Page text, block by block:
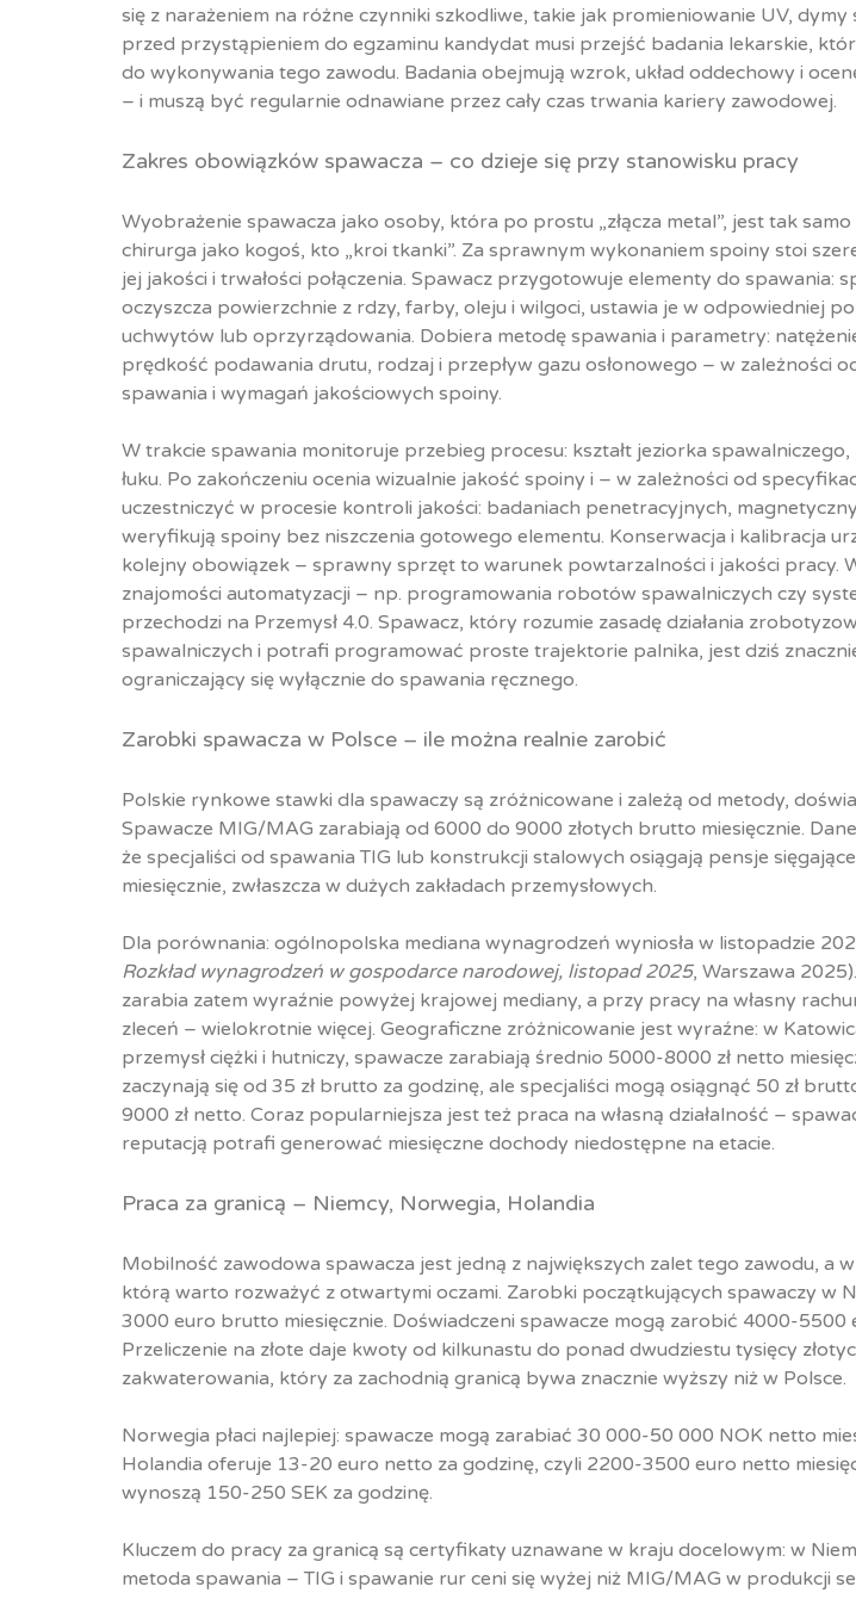
się z narażeniem na różne czynniki szkodliwe, takie jak promieniowanie UV, dymy
przed przystąpieniem do egzaminu kandydat musi przejść badania lekarskie,
do wykonywania tego zawodu. Badania obejmują wzrok, układ oddechowy i
– i muszą być regularnie odnawiane przez cały czas trwania kariery zawodowej.
Zakres obowiązków spawacza – co dzieje się przy stanowisku pracy
Wyobrażenie spawacza jako osoby, która po prostu „złącza metal”, jest tak
chirurga jako kogoś, kto „kroi tkanki”. Za sprawnym wykonaniem spoiny stoi
jej jakości i trwałości połączenia. Spawacz przygotowuje elementy do spawania:
oczyszcza powierzchnie z rdzy, farby, oleju i wilgoci, ustawia je w odpowiedniej
uchwytów lub oprzyrządowania. Dobiera metodę spawania i parametry:
prędkość podawania drutu, rodzaj i przepływ gazu osłonowego – w zależności
spawania i wymagań jakościowych spoiny.
W trakcie spawania monitoruje przebieg procesu: kształt jeziorka spawalniczego,
łuku. Po zakończeniu ocenia wizualnie jakość spoiny i – w zależności od
uczestniczyć w procesie kontroli jakości: badaniach penetracyjnych,
weryfikują spoiny bez niszczenia gotowego elementu. Konserwacja i kalibracja
kolejny obowiązek – sprawny sprzęt to warunek powtarzalności i jakości pracy.
znajomości automatyzacji – np. programowania robotów spawalniczych czy
przechodzi na Przemysł 4.0. Spawacz, który rozumie zasadę działania
spawalniczych i potrafi programować proste trajektorie palnika, jest dziś
ograniczający się wyłącznie do spawania ręcznego.
Zarobki spawacza w Polsce – ile można realnie zarobić
Polskie rynkowe stawki dla spawaczy są zróżnicowane i zależą od metody,
Spawacze MIG/MAG zarabiają od 6000 do 9000 złotych brutto miesięcznie.
że specjaliści od spawania TIG lub konstrukcji stalowych osiągają pensje
miesięcznie, zwłaszcza w dużych zakładach przemysłowych.
Dla porównania: ogólnopolska mediana wynagrodzeń wyniosła w listopadzie
Rozkład wynagrodzeń w gospodarce narodowej, listopad 2025, Warszawa
zarabia zatem wyraźnie powyżej krajowej mediany, a przy pracy na własny
zleceń – wielokrotnie więcej. Geograficzne zróżnicowanie jest wyraźne: w
przemysł ciężki i hutniczy, spawacze zarabiają średnio 5000-8000 zł netto
zaczynają się od 35 zł brutto za godzinę, ale specjaliści mogą osiągnąć 50 zł
9000 zł netto. Coraz popularniejsza jest też praca na własną działalność –
reputacją potrafi generować miesięczne dochody niedostępne na etacie.
Praca za granicą – Niemcy, Norwegia, Holandia
Mobilność zawodowa spawacza jest jedną z największych zalet tego zawodu, a
którą warto rozważyć z otwartymi oczami. Zarobki początkujących spawaczy w
3000 euro brutto miesięcznie. Doświadczeni spawacze mogą zarobić 4000-5500
Przeliczenie na złote daje kwoty od kilkunastu do ponad dwudziestu tysięcy
zakwaterowania, który za zachodnią granicą bywa znacznie wyższy niż w Polsce.
Norwegia płaci najlepiej: spawacze mogą zarabiać 30 000-50 000 NOK netto
Holandia oferuje 13-20 euro netto za godzinę, czyli 2200-3500 euro netto
wynoszą 150-250 SEK za godzinę.
Kluczem do pracy za granicą są certyfikaty uznawane w kraju docelowym: w
metoda spawania – TIG i spawanie rur ceni się wyżej niż MIG/MAG w produkcji